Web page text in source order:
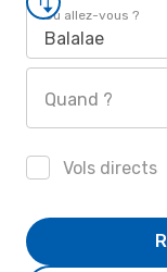
Où allez-vous ?
Balalae
Quand ?
Vols directs